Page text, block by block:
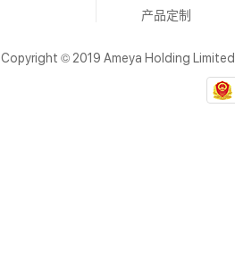
产品定制
Copyright © 2019 Ameya Holding